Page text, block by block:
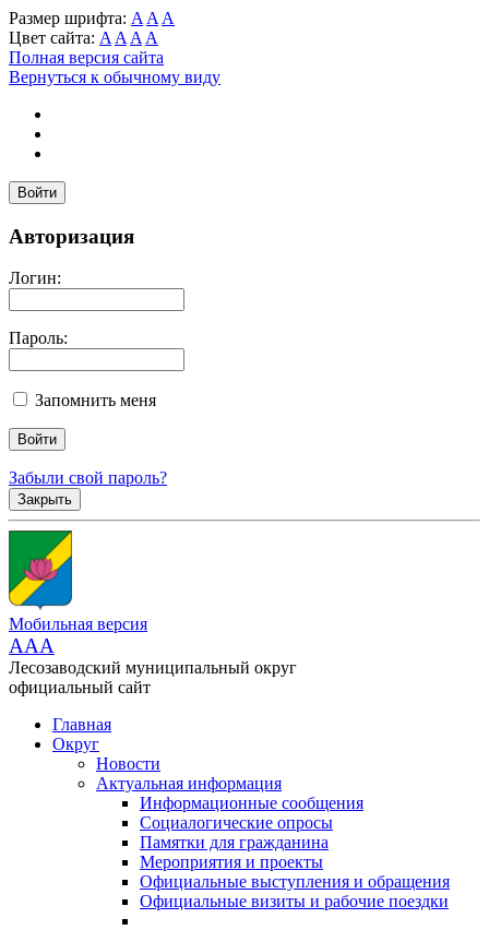
Размер шрифта: A A A
Цвет сайта: A A A A
Полная версия сайта
Вернуться к обычному виду
Войти
Авторизация
Логин:
Пароль:
Запомнить меня
Забыли свой пароль?
Закрыть
Мобильная версия
AAA
Лесозаводский муниципальный округ
официальный сайт
Главная
Округ
Новости
Актуальная информация
Информационные сообщения
Социалогические опросы
Памятки для гражданина
Мероприятия и проекты
Официальные выступления и обращения
Официальные визиты и рабочие поездки